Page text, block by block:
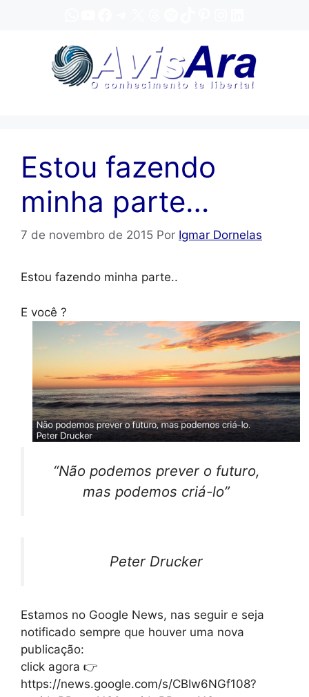
Estou fazendo
minha parte…
7 de novembro de 2015 Por Igmar Dornelas
Estou fazendo minha parte..
E você ?
“Não podemos prever o futuro,
mas podemos criá-lo”
Peter Drucker
Estamos no Google News, nas seguir e seja
notificado sempre que houver uma nova
publicação:
click agora 👉
https://news.google.com/s/CBIw6NGf108?